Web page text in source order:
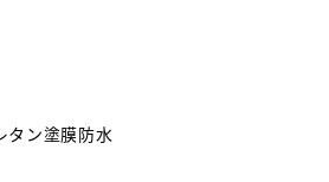
タン塗膜防水